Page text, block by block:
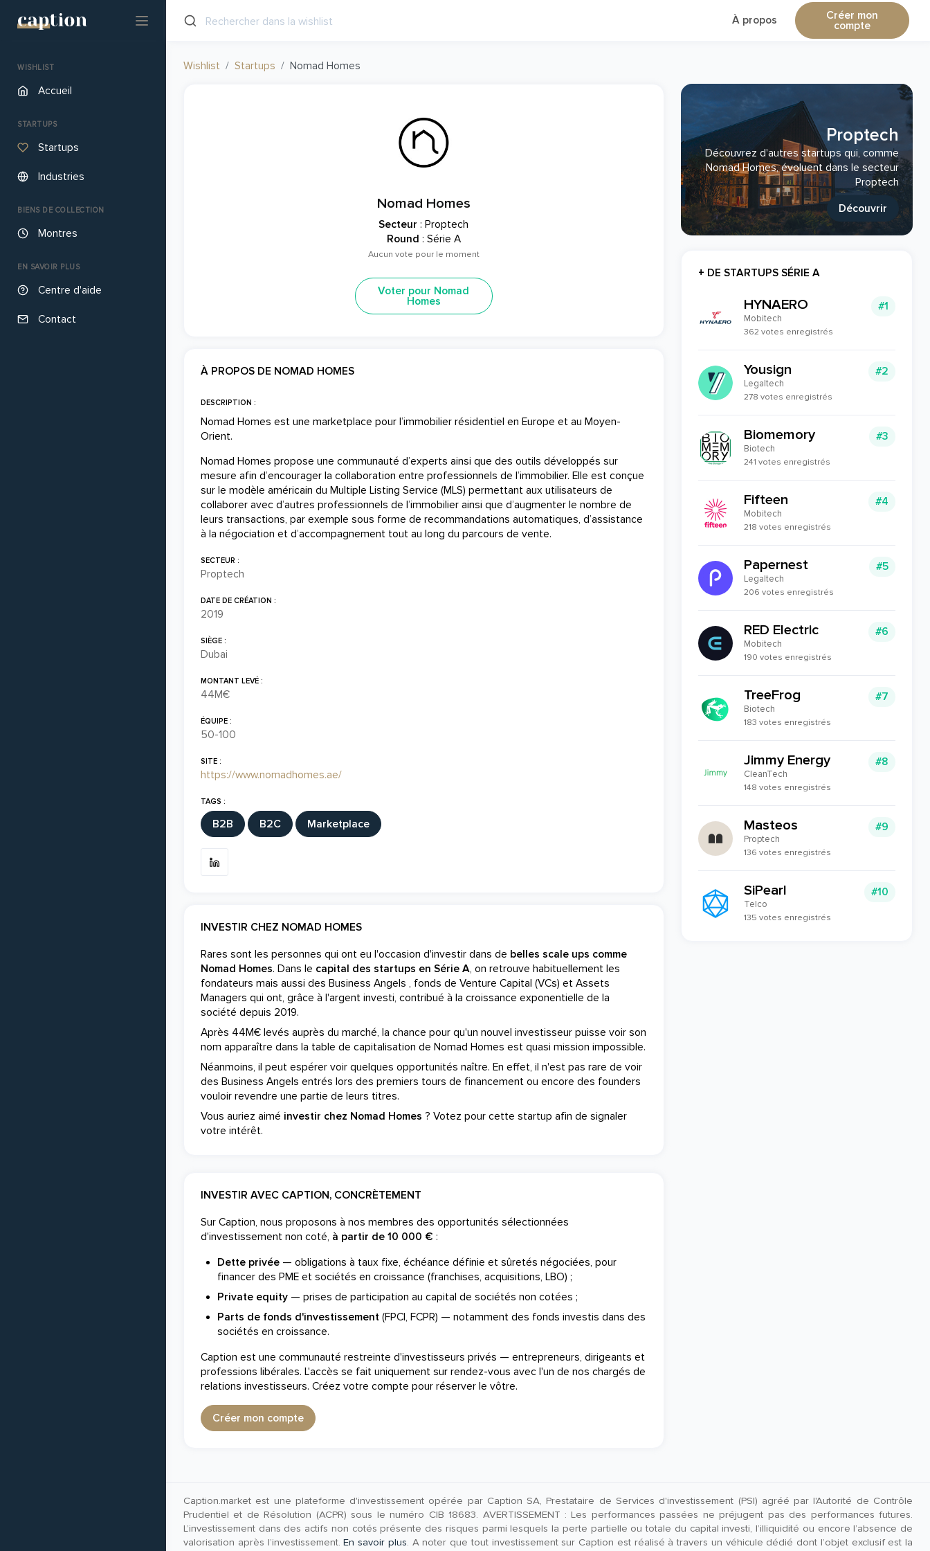
WISHLIST
Accueil
STARTUPS
Startups
Industries
BIENS DE COLLECTION
Montres
EN SAVOIR PLUS
Centre d'aide
Contact
À propos Créer mon
compte
Wishlist Startups Nomad Homes
Nomad Homes
Secteur : Proptech
Round : Série A
Aucun vote pour le moment
Voter pour Nomad
Homes
À PROPOS DE NOMAD HOMES
DESCRIPTION :
Nomad Homes est une marketplace pour l’immobilier résidentiel en Europe et au Moyen-
Orient.
Nomad Homes propose une communauté d’experts ainsi que des outils développés sur
mesure afin d’encourager la collaboration entre professionnels de l’immobilier. Elle est conçue
sur le modèle américain du Multiple Listing Service (MLS) permettant aux utilisateurs de
collaborer avec d’autres professionnels de l’immobilier ainsi que d’augmenter le nombre de
leurs transactions, par exemple sous forme de recommandations automatiques, d’assistance
à la négociation et d’accompagnement tout au long du parcours de vente.
SECTEUR :
Proptech
DATE DE CRÉATION :
2019
SIÈGE :
Dubai
MONTANT LEVÉ :
44M€
ÉQUIPE :
50-100
SITE :
https://www.nomadhomes.ae/
TAGS :
B2B B2C Marketplace
INVESTIR CHEZ NOMAD HOMES
Rares sont les personnes qui ont eu l'occasion d'investir dans de belles scale ups comme
Nomad Homes. Dans le capital des startups en Série A, on retrouve habituellement les
fondateurs mais aussi des Business Angels , fonds de Venture Capital (VCs) et Assets
Managers qui ont, grâce à l'argent investi, contribué à la croissance exponentielle de la
société depuis 2019.
Après 44M€ levés auprès du marché, la chance pour qu'un nouvel investisseur puisse voir son
nom apparaître dans la table de capitalisation de Nomad Homes est quasi mission impossible.
Néanmoins, il peut espérer voir quelques opportunités naître. En effet, il n'est pas rare de voir
des Business Angels entrés lors des premiers tours de financement ou encore des founders
vouloir revendre une partie de leurs titres.
Vous auriez aimé investir chez Nomad Homes ? Votez pour cette startup afin de signaler
votre intérêt.
INVESTIR AVEC CAPTION, CONCRÈTEMENT
Sur Caption, nous proposons à nos membres des opportunités sélectionnées
d'investissement non coté, à partir de 10 000 € :
Dette privée — obligations à taux fixe, échéance définie et sûretés négociées, pour
financer des PME et sociétés en croissance (franchises, acquisitions, LBO) ;
Private equity — prises de participation au capital de sociétés non cotées ;
Parts de fonds d'investissement (FPCI, FCPR) — notamment des fonds investis dans des
sociétés en croissance.
Caption est une communauté restreinte d'investisseurs privés — entrepreneurs, dirigeants et
professions libérales. L'accès se fait uniquement sur rendez-vous avec l'un de nos chargés de
relations investisseurs. Créez votre compte pour réserver le vôtre.
Créer mon compte
Proptech
Découvrez d'autres startups qui, comme
Nomad Homes, évoluent dans le secteur
Proptech
Découvrir
+ DE STARTUPS SÉRIE A
#1
HYNAERO
Mobitech
362 votes enregistrés
#2
Yousign
Legaltech
278 votes enregistrés
#3
Biomemory
Biotech
241 votes enregistrés
#4
Fifteen
Mobitech
218 votes enregistrés
#5
Papernest
Legaltech
206 votes enregistrés
#6
RED Electric
Mobitech
190 votes enregistrés
#7
TreeFrog
Biotech
183 votes enregistrés
#8
Jimmy Energy
CleanTech
148 votes enregistrés
#9
Masteos
Proptech
136 votes enregistrés
#10
SiPearl
Telco
135 votes enregistrés
Caption.market est une plateforme d'investissement opérée par Caption SA, Prestataire de Services d'investissement (PSI) agréé par l'Autorité de Contrôle
Prudentiel et de Résolution (ACPR) sous le numéro CIB 18683. AVERTISSEMENT : Les performances passées ne préjugent pas des performances futures.
L’investissement dans des actifs non cotés présente des risques parmi lesquels la perte partielle ou totale du capital investi, l’illiquidité ou encore l’absence de
valorisation après l’investissement.En savoir plus. A noter que tout investissement sur Caption est réalisé à travers un véhicule dédié dont l’objet exclusif est la